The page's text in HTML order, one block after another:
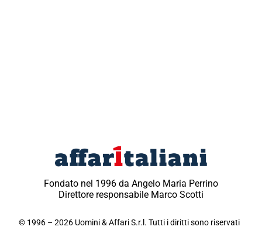
Fondato nel 1996 da Angelo Maria Perrino
Direttore responsabile Marco Scotti
© 1996 – 2026 Uomini & Affari S.r.l. Tutti i diritti sono riservati